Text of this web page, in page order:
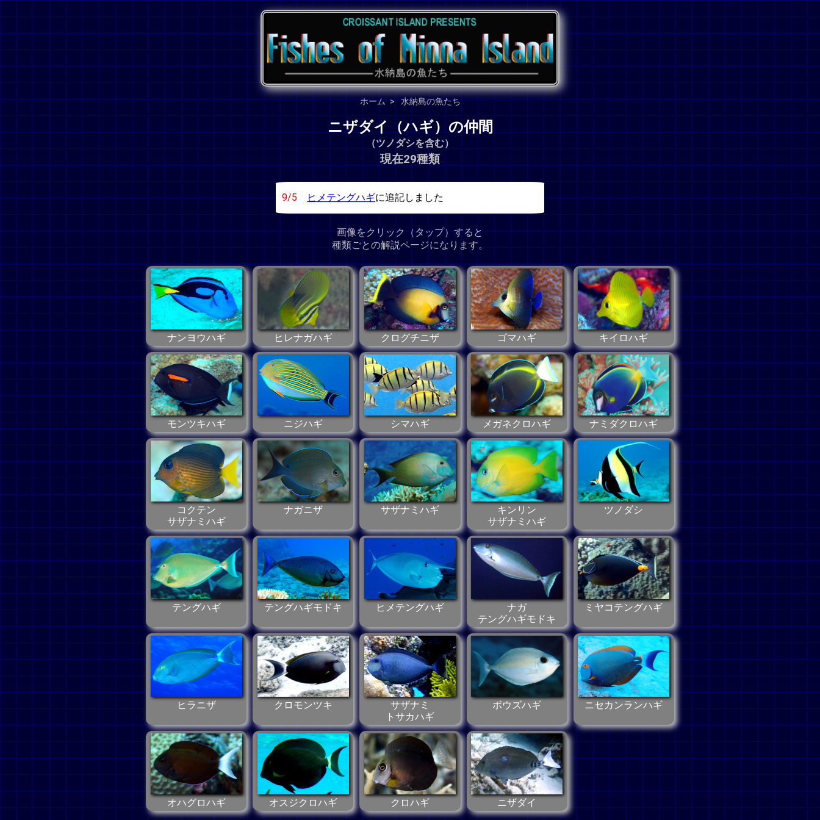
ホーム 水納島の魚たち
ニザダイ（ハギ）の仲間
（ツノダシを含む）
現在29種類
9/5 ヒメテングハギに追記しました
画像をクリック（タップ）すると
種類ごとの解説ページになります。
ナンヨウハギ ヒレナガハギ クログチニザ ゴマハギ キイロハギ
モンツキハギ ニジハギ シマハギ メガネクロハギ ナミダクロハギ
コクテン
サザナミハギ
ナガニザ サザナミハギ
キンリン
サザナミハギ
ツノダシ
テングハギ テングハギモドキ ヒメテングハギ
ナガ
テングハギモドキ
ミヤコテングハギ
ヒラニザ クロモンツキ
サザナミ
トサカハギ
ボウズハギ ニセカンランハギ
オハグロハギ オスジクロハギ クロハギ ニザダイ